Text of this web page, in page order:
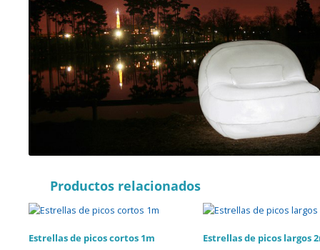
Productos relacionados
Estrellas de picos cortos 1m Estrellas de picos largos